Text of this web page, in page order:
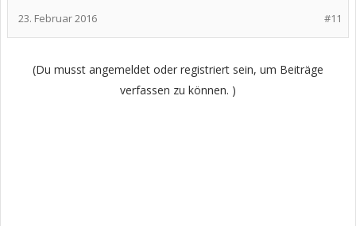
#11
23. Februar 2016
(Du musst angemeldet oder registriert sein, um Beiträge
verfassen zu können. )